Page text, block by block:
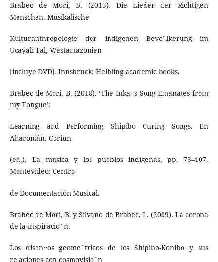
Brabec de Mori, B. (2015). Die Lieder der Richtigen
Menschen. Musikalische
Kulturanthropologie der indigenen Bevo¨lkerung im
Ucayali-Tal, Westamazonien
[incluye DVD]. Innsbruck: Helbling academic books.
Brabec de Mori, B. (2018). ‘The Inka´s Song Emanates from
my Tongue’:
Learning and Performing Shipibo Curing Songs. En
Aharonián, Coriun
(ed.), La música y los pueblos indígenas, pp. 73–107.
Montevideo: Centro
de Documentación Musical.
Brabec de Mori, B. y Silvano de Brabec, L. (2009). La corona
de la inspiracio´n.
Los disen~os geome´tricos de los Shipibo-Konibo y sus
relaciones con cosmovisio´n